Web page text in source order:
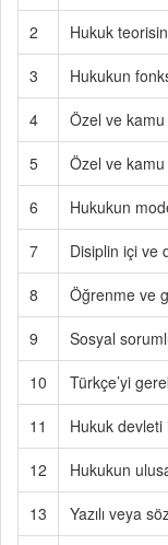
2
Hukuk
3
Hukukun
4
Özel ve kamu
5
Özel ve kamu
6
Hukukun
7
Disiplin içi ve
8
Öğrenme ve
9
Sosyal
10
Türkçe’yi
11
Hukuk devleti
12
Hukukun
13
Yazılı veya